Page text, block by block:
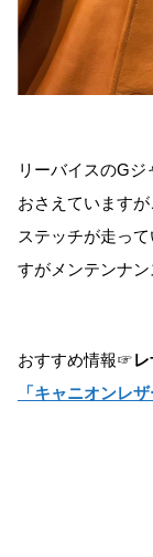
リーバイスのG
おさえています
ステッチが走っ
すがメンテンナン
おすすめ情報☞
「キャニオンレ